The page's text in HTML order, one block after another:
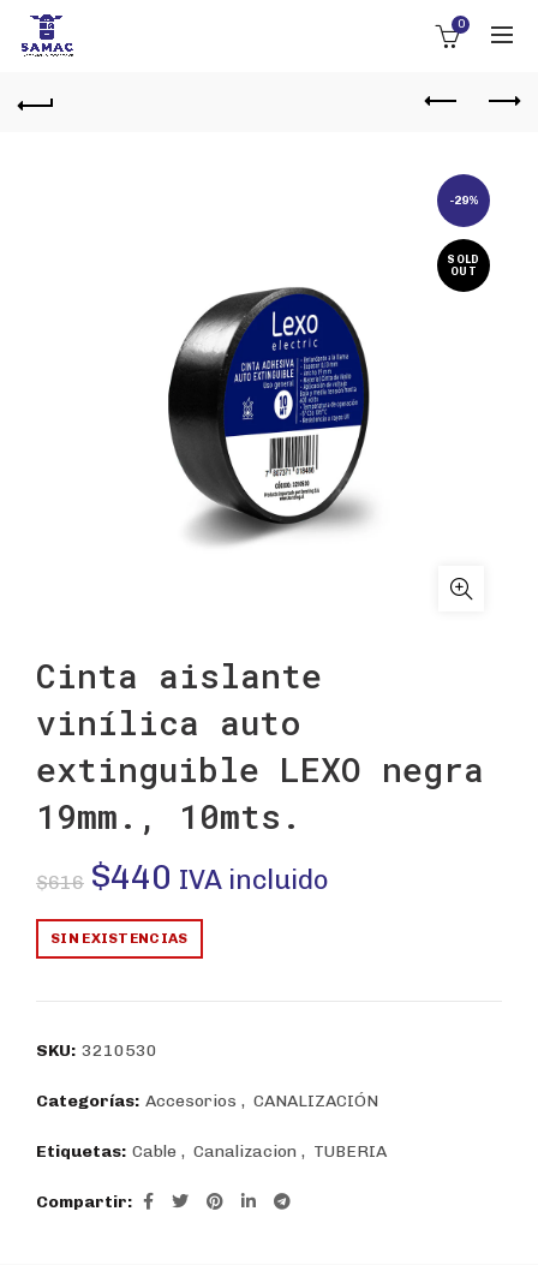
0
-29%
SOLD
OUT
Cinta aislante
vinílica auto
extinguible LEXO negra
19mm., 10mts.
$616 El
precio
era:
$616.
$440 El
precio
$440.
IVA incluido
SIN EXISTENCIAS
SKU: 3210530
Categorías: Accesorios , CANALIZACIÓN
Etiquetas: Cable , Canalizacion , TUBERIA
Compartir